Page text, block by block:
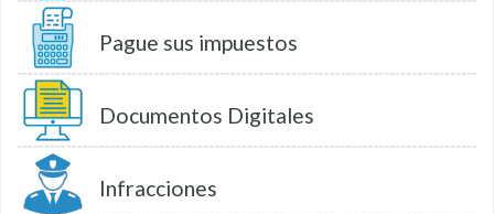
Pague sus impuestos
Documentos Digitales
Infracciones